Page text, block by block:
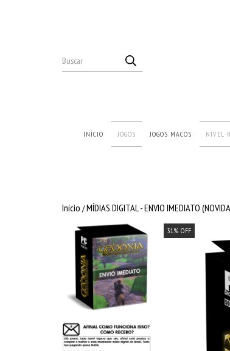
INÍCIO JOGOS JOGOS MACOS NÍVEL
Início /MÍDIAS DIGITAL - ENVIO IMEDIATO
31% OFF